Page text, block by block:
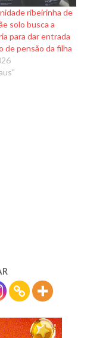
ribeirinha de
solo busca a
para dar entrada
de pensão da filha